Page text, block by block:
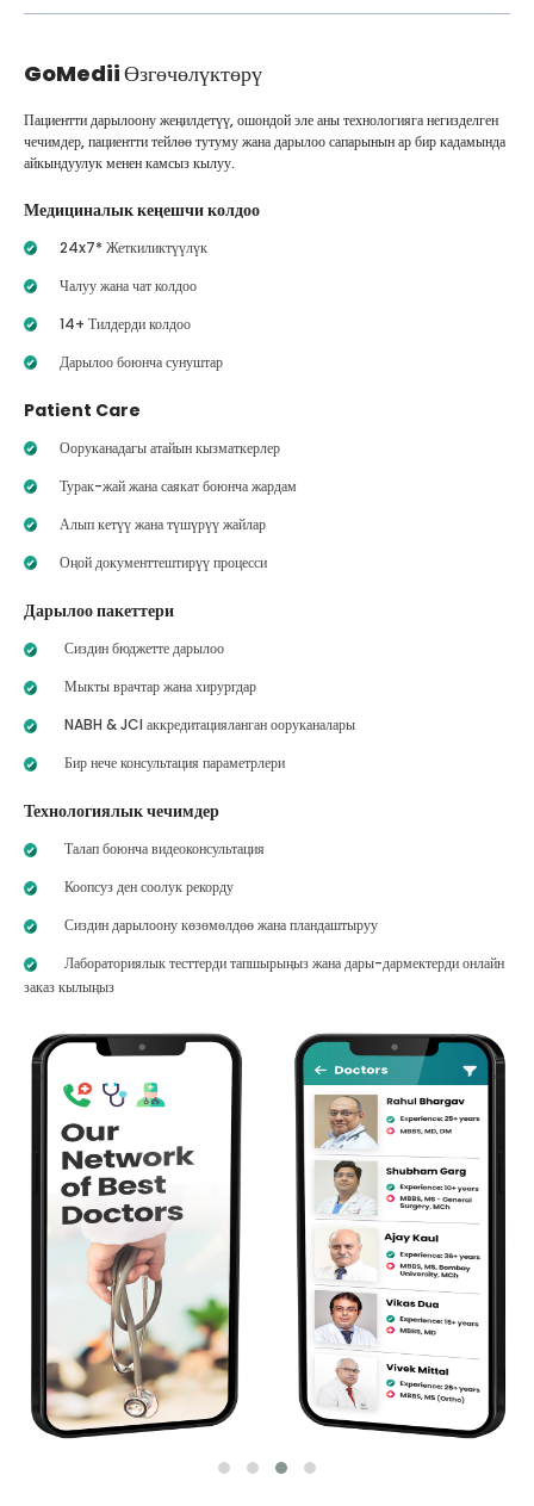
GoMediiӨзгөчөлүктөрү
Пациентти дарылоону жеңилдетүү, ошондой эле аны технологияга негизделген
чечимдер, пациентти тейлөө тутуму жана дарылоо сапарынын ар бир кадамында
айкындуулук менен камсыз кылуу.
Медициналык кеңешчи колдоо
24x7* Жеткиликтүүлүк
Чалуу жана чат колдоо
14+ Тилдерди колдоо
Дарылоо боюнча сунуштар
Patient Care
Ооруканадагы атайын кызматкерлер
Турак-жай жана саякат боюнча жардам
Алып кетүү жана түшүрүү жайлар
Оңой документтештирүү процесси
Дарылоо пакеттери
Сиздин бюджетте дарылоо
Мыкты врачтар жана хирургдар
NABH & JCI аккредитацияланган ооруканалары
Бир нече консультация параметрлери
Технологиялык чечимдер
Талап боюнча видеоконсультация
Коопсуз ден соолук рекорду
Сиздин дарылоону көзөмөлдөө жана пландаштыруу
Лабораториялык тесттерди тапшырыңыз жана дары-дармектерди онлайн
заказ кылыңыз